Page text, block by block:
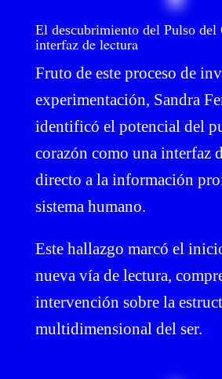
El descubrimiento del Pulso del
interfaz de lectura
Fruto de este proceso de
experimentación, Sandra
identificó el potencial del
corazón como una interfaz
directo a la información
sistema humano.
Este hallazgo marcó el
nueva vía de lectura,
intervención sobre la
multidimensional del ser.